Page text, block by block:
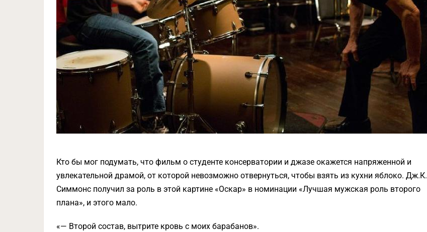
Кто бы мог подумать, что фильм о студенте консерватории и джазе окажется напряженной и
увлекательной драмой, от которой невозможно отвернуться, чтобы взять из кухни яблоко. Дж.К.
Симмонс получил за роль в этой картине «Оскар» в номинации «Лучшая мужская роль второго
плана», и этого мало.
«— Второй состав, вытрите кровь с моих барабанов».